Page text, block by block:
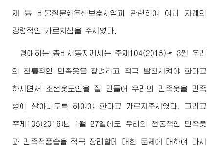
제 등 비물질문화유산보호사업과 관련하여 여러 차례의
강령적인 가르치심을 주시였다.
경애하는 총비서동지께서 는 주체104(2015)년 3월 우리
의 전통적인 민족옷을 장려하고 적극 발전시켜야 한다고
하시면서 조선옷도안을 잘 만들어 우리의 민족옷을 민족
성이 살아나도록 하여야 한다고 가르쳐주시였다. 그리고
주체105(2016)년 1월 27일에도 우리의 전통적인 민족옷
과 민족적풍습을 적극 장려할데 대한 문제에 대하여 다시